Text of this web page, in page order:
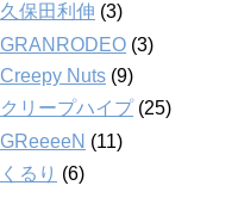
久保田利伸 (3)
GRANRODEO (3)
Creepy Nuts (9)
クリープハイプ(25)
GReeeeN (11)
くるり (6)